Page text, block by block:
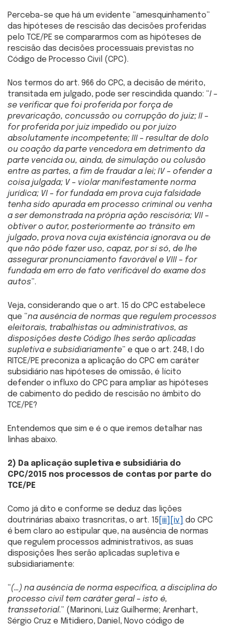
Perceba-se que há um evidente “amesquinhamento”
das hipóteses de rescisão das decisões proferidas
pelo TCE/PE se compararmos com as hipóteses de
rescisão das decisões processuais previstas no
Código de Processo Civil (CPC).
Nos termos do art. 966 do CPC, a decisão de mérito,
transitada em julgado, pode ser rescindida quando: “I –
se verificar que foi proferida por força de
prevaricação, concussão ou corrupção do juiz; II –
for proferida por juiz impedido ou por juízo
absolutamente incompetente; III – resultar de dolo
ou coação da parte vencedora em detrimento da
parte vencida ou, ainda, de simulação ou colusão
entre as partes, a fim de fraudar a lei; IV – ofender a
coisa julgada; V – violar manifestamente norma
jurídica; VI – for fundada em prova cuja falsidade
tenha sido apurada em processo criminal ou venha
a ser demonstrada na própria ação rescisória; VII –
obtiver o autor, posteriormente ao trânsito em
julgado, prova nova cuja existência ignorava ou de
que não pôde fazer uso, capaz, por si só, de lhe
assegurar pronunciamento favorável e VIII – for
fundada em erro de fato verificável do exame dos
autos”.
Veja, considerando que o art. 15 do CPC estabelece
que “na ausência de normas que regulem processos
eleitorais, trabalhistas ou administrativos, as
disposições deste Código lhes serão aplicadas
supletiva e subsidiariamente” e que o art. 248, I do
RITCE/PE preconiza a aplicação do CPC em caráter
subsidiário nas hipóteses de omissão, é lícito
defender o influxo do CPC para ampliar as hipóteses
de cabimento do pedido de rescisão no âmbito do
TCE/PE?
Entendemos que sim e é o que iremos detalhar nas
linhas abaixo.
2) Da aplicação supletiva e subsidiária do
CPC/2015 nos processos de contas por parte do
TCE/PE
Como já dito e conforme se deduz das lições
doutrinárias abaixo trasncritas, o art. 15 [iii] [iv]
do CPC
é bem claro ao estipular que, na ausência de normas
que regulem processos administrativos, as suas
disposições lhes serão aplicadas supletiva e
subsidiariamente:
“(…) na ausência de norma específica, a disciplina do
processo civil tem caráter geral – isto é,
transsetorial.” (Marinoni, Luiz Guilherme; Arenhart,
Sérgio Cruz e Mitidiero, Daniel, Novo código de